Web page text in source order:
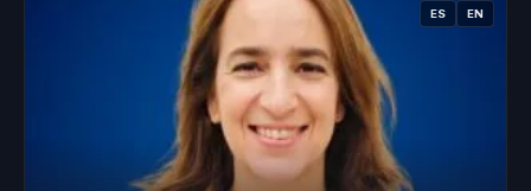
ES EN